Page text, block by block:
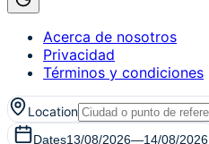
Acerca de nosotros
Privacidad
Términos y condiciones
Location
Dates13/08/2026—14/08/2026